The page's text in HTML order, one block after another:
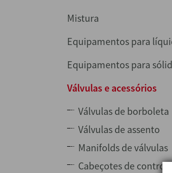
Mistura
Equipamentos para
Equipamentos para
Válvulas e acessórios
Válvulas de borboleta
Válvulas de assento
Manifolds de válvulas
Cabeçotes de